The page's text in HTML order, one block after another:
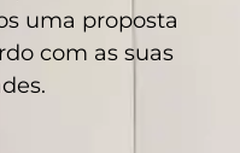
uma proposta
com as suas